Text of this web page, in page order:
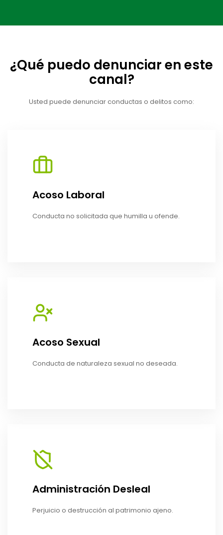
¿Qué puedo denunciar en este
canal?
Usted puede denunciar conductas o delitos como:
Acoso Laboral
Conducta no solicitada que humilla u ofende.
Acoso Sexual
Conducta de naturaleza sexual no deseada.
Administración Desleal
Perjuicio o destrucción al patrimonio ajeno.